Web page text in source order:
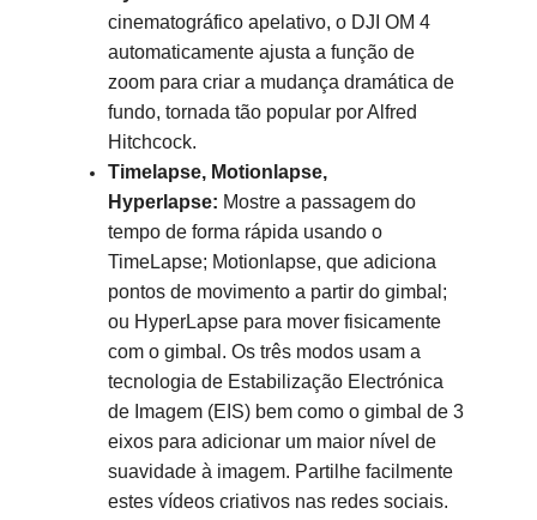
cinematográfico apelativo, o DJI OM 4
automaticamente ajusta a função de
zoom para criar a mudança dramática de
fundo, tornada tão popular por Alfred
Hitchcock.
Timelapse, Motionlapse,
Hyperlapse: Mostre a passagem do
tempo de forma rápida usando o
TimeLapse; Motionlapse, que adiciona
pontos de movimento a partir do gimbal;
ou HyperLapse para mover fisicamente
com o gimbal. Os três modos usam a
tecnologia de Estabilização Electrónica
de Imagem (EIS) bem como o gimbal de 3
eixos para adicionar um maior nível de
suavidade à imagem. Partilhe facilmente
estes vídeos criativos nas redes sociais.